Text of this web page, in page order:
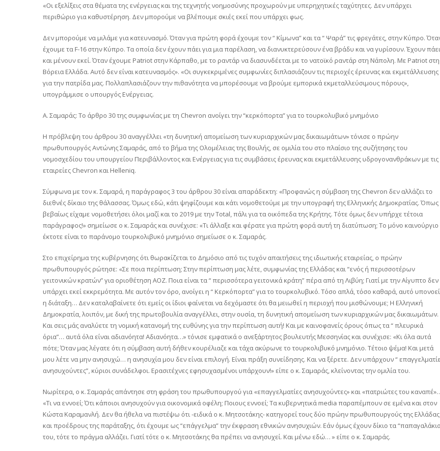
«Οι εξελίξεις στα θέματα της ενέργειας και της τεχνητής νοημοσύνης προχωρούν με υπερηχητικές ταχύτητες. Δεν υπάρχει
περιθώριο για καθυστέρηση. Δεν μπορούμε να βλέπουμε σκιές εκεί που υπάρχει φως.
Δεν μπορούμε να μιλάμε για κατευνασμό. Όταν για πρώτη φορά έχουμε τον “ Κίμωνα” και τα “ Ψαρά” τις φρεγάτες, στην Κύπρο.
έχουμε τα F-16 στην Κύπρο. Τα οποία δεν έχουν πάει για μια παρέλαση, να διανυκτερεύσουν ένα βράδυ και να γυρίσουν. Έχουν πάει
και μένουν εκεί. Όταν έχουμε Patriot στην Κάρπαθο, με το ραντάρ να διασυνδέεται με το νατοϊκό ραντάρ στη Νάπολη. Με Patriot στη
Βόρεια Ελλάδα. Αυτό δεν είναι κατευνασμός». «Οι συγκεκριμένες συμφωνίες διπλασιάζουν τις περιοχές έρευνας και εκμετάλλευσης
για την πατρίδα μας. Πολλαπλασιάζουν την πιθανότητα να μπορέσουμε να βρούμε εμπορικά εκμεταλλεύσιμους πόρους»,
υπογράμμισε ο υπουργός Ενέργειας.
Α. Σαμαράς: Το άρθρο 30 της συμφωνίας με τη Chevron ανοίγει την “κερκόπορτα” για το τουρκολυβικό μνημόνιο
Η πρόβλεψη του άρθρου 30 αναγγέλλει «τη δυνητική απομείωση των κυριαρχικών μας δικαιωμάτων» τόνισε ο πρώην
πρωθυπουργός Αντώνης Σαμαράς, από το βήμα της Ολομέλειας της Βουλής, σε ομιλία του στο πλαίσιο της συζήτησης του
νομοσχεδίου του υπουργείου Περιβάλλοντος και Ενέργειας για τις συμβάσεις έρευνας και εκμετάλλευσης υδρογονανθράκων με τις
εταιρείες Chevron και Helleniq.
Σύμφωνα με τον κ. Σαμαρά, η παράγραφος 3 του άρθρου 30 είναι απαράδεκτη: «Προφανώς η σύμβαση της Chevron δεν αλλάζει το
διεθνές δίκαιο της θάλασσας. Όμως εδώ, κάτι ψηφίζουμε και κάτι νομοθετούμε με την υπογραφή της Ελληνικής Δημοκρατίας. Όπως
βεβαίως είχαμε νομοθετήσει όλοι μαζί και το 2019 με την Total, πάλι για τα οικόπεδα της Κρήτης. Τότε όμως δεν υπήρχε τέτοια
παράγραφος!» σημείωσε ο κ. Σαμαράς και συνέχισε: «Τι άλλαξε και φέρατε για πρώτη φορά αυτή τη διατύπωση; Το μόνο καινούργιο
έκτοτε είναι το παράνομο τουρκολιβυκό μνημόνιο σημείωσε ο κ. Σαμαράς.
Στο επιχείρημα της κυβέρνησης ότι θωρακίζεται το Δημόσιο από τις τυχόν απαιτήσεις της ιδιωτικής εταιρείας, ο πρώην
πρωθυπουργός ρώτησε: «Σε ποια περίπτωση; Στην περίπτωση μας λέτε, συμφωνίας της Ελλάδας και “ενός ή περισσοτέρων
γειτονικών κρατών” για οριοθέτηση ΑΟΖ. Ποια είναι τα “ περισσότερα γειτονικά κράτη” πέρα από τη Λιβύη; Γιατί με την Αίγυπτο δεν
υπάρχει εκεί εκκρεμότητα. Με αυτόν τον όρο, ανοίγει η “ Κερκόπορτα” για το τουρκολυβικό. Τόσο απλά, τόσο καθαρά, αυτό υπονοεί
η διάταξη… Δεν καταλαβαίνετε ότι εμείς οι ίδιοι φαίνεται να δεχόμαστε ότι θα μειωθεί η περιοχή που μισθώνουμε; Η Ελληνική
Δημοκρατία, λοιπόν, με δική της πρωτοβουλία αναγγέλλει, στην ουσία, τη δυνητική απομείωση των κυριαρχικών μας δικαιωμάτων.
Και σεις μάς αναλύετε τη νομική κατανομή της ευθύνης για την περίπτωση αυτή! Και με καινοφανείς όρους όπως τα “ πλευρικά
όρια”… αυτά όλα είναι αδιανόητα! Αδιανόητα…» τόνισε εμφατικά ο ανεξάρτητος βουλευτής Μεσσηνίας και συνέχισε: «Κι όλα αυτά
πότε; Όταν μας λέγατε ότι η σύμβαση αυτή δήθεν κουρέλιαζε και τάχα ακύρωνε το τουρκολιβυκό μνημόνιο. Τέτοιο ψέμα! Και μετά
μου λέτε να μην ανησυχώ… η ανησυχία μου δεν είναι επιλογή. Είναι πράξη συνείδησης. Και να ξέρετε. Δεν υπάρχουν “
ανησυχούντες”, κύριοι συνάδελφοι. Ερασιτέχνες εφησυχασμένοι υπάρχουν!» είπε ο κ. Σαμαράς, κλείνοντας την ομιλία του.
Νωρίτερα, ο κ. Σαμαράς απάντησε στη φράση του πρωθυπουργού για «επαγγελματίες ανησυχούντες» και «πατριώτες του
«Τι να εννοεί; Ότι κάποιοι ανησυχούν για οικονομικά οφέλη; Ποιους εννοεί; Τα κυβερνητικά media παραπέμπουν σε εμένα και στον
Κώστα Καραμανλή. Δεν θα ήθελα να πιστέψω ότι -ειδικά ο κ. Μητσοτάκης- κατηγορεί τους δύο πρώην πρωθυπουργούς της Ελλάδας
και προέδρους της παράταξης, ότι έχουμε ως “επάγγελμα” την έκφραση εθνικών ανησυχιών. Εάν όμως έχουν δίκιο τα
του, τότε το πράγμα αλλάζει. Γιατί τότε ο κ. Μητσοτάκης θα πρέπει να ανησυχεί. Και μένω εδώ… » είπε ο κ. Σαμαράς.